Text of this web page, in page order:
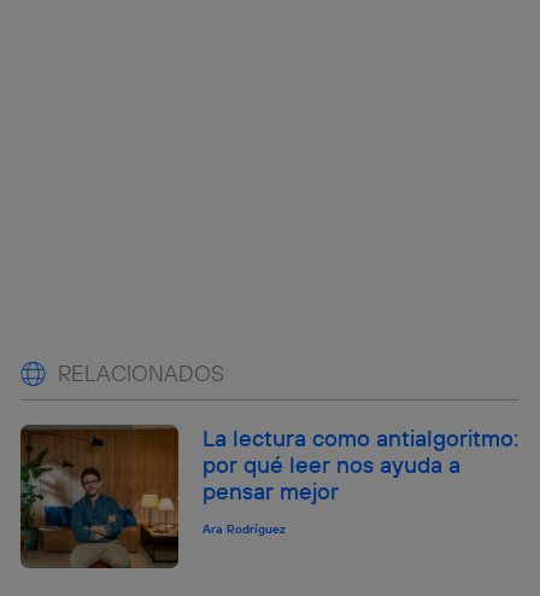
RELACIONADOS
La lectura como antialgoritmo:
por qué leer nos ayuda a
pensar mejor
Ara Rodríguez